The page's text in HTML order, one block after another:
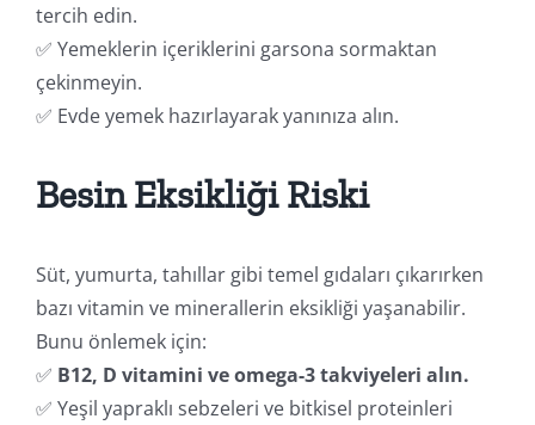
tercih edin.
✅ Yemeklerin içeriklerini garsona sormaktan
çekinmeyin.
✅ Evde yemek hazırlayarak yanınıza alın.
Besin Eksikliği Riski
Süt, yumurta, tahıllar gibi temel gıdaları çıkarırken
bazı vitamin ve minerallerin eksikliği yaşanabilir.
Bunu önlemek için:
✅ B12, D vitamini ve omega-3 takviyeleri alın.
✅ Yeşil yapraklı sebzeleri ve bitkisel proteinleri